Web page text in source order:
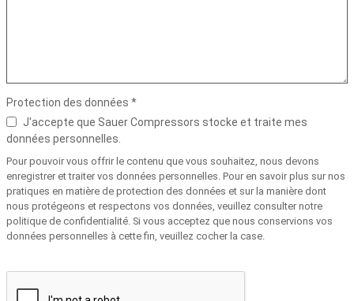
Protection des données *
J'accepte que Sauer Compressors stocke et traite mes
données personnelles.
Pour pouvoir vous offrir le contenu que vous souhaitez, nous devons
enregistrer et traiter vos données personnelles. Pour en savoir plus sur nos
pratiques en matière de protection des données et sur la manière dont
nous protégeons et respectons vos données, veuillez consulter notre
politique de confidentialité. Si vous acceptez que nous conservions vos
données personnelles à cette fin, veuillez cocher la case.